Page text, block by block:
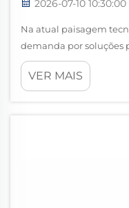
2026-07-10 10:30:00
Na atual paisagem
demanda por soluções
navegação atingiu
vão desde veículos
VER MAIS